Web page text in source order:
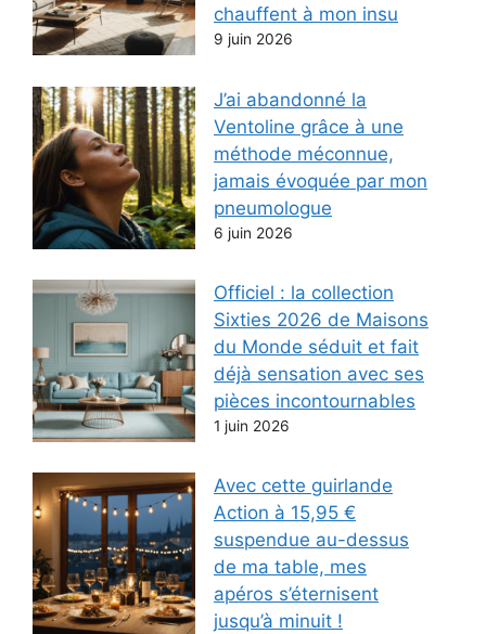
chauffent à mon insu
9 juin 2026
J’ai abandonné la
Ventoline grâce à une
méthode méconnue,
jamais évoquée par mon
pneumologue
6 juin 2026
Officiel : la collection
Sixties 2026 de Maisons
du Monde séduit et fait
déjà sensation avec ses
pièces incontournables
1 juin 2026
Avec cette guirlande
Action à 15,95 €
suspendue au-dessus
de ma table, mes
apéros s’éternisent
jusqu’à minuit !